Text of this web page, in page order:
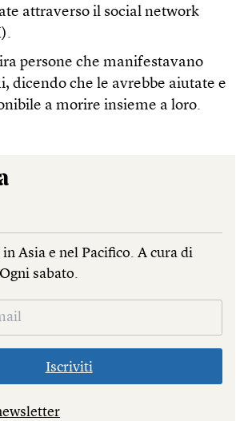
attraverso il social network
persone che manifestavano
dicendo che le avrebbe aiutate e
a morire insieme a loro.
in Asia e nel Pacifico. A cura di
sabato.
Iscriviti